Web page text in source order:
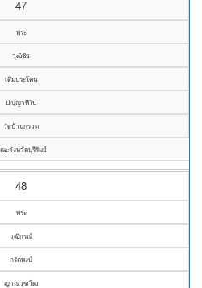
47
พระ
วุฒิชัย
เติมประโคน
ปญฺญาทีโป
วัดบ้านกรวด
ะจังหวัดบุรีรัมย์
48
พระ
วุฒิกรณ์
กรัตพงษ์
ญาณวุฑฺโฒ